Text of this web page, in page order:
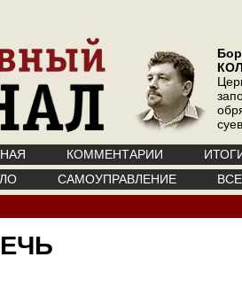
КОММЕНТАРИИ
САМОУПРАВЛЕНИЕ